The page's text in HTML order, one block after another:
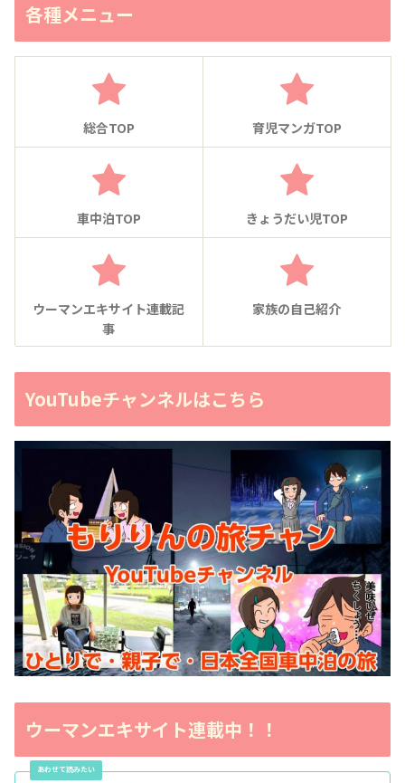
各種メニュー
総合TOP 育児マンガTOP
車中泊TOP きょうだい児TOP
ウーマンエキサイト連載記
事
家族の自己紹介
YouTubeチャンネルはこちら
ウーマンエキサイト連載中！！